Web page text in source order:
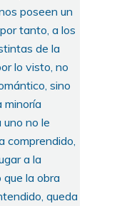
poseen un
tanto, a los
de la
lo visto, no
sino
minoría
no le
comprendido,
a la
la obra
queda